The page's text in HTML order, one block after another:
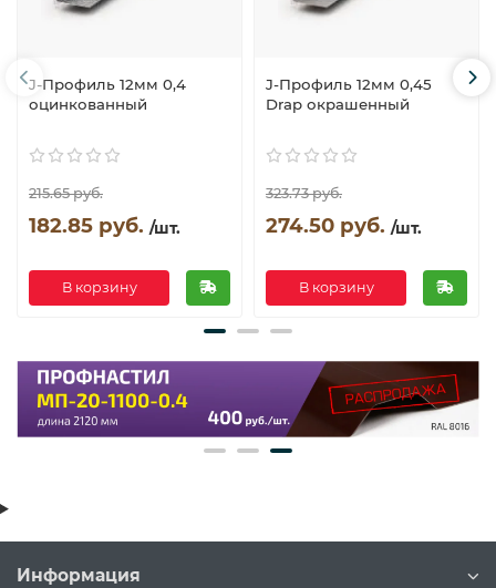
J-Профиль 12мм 0,4
оцинкованный
215.65 руб.
182.85 руб. /шт.
В корзину
J-Профиль 12мм 0,45
Drap окрашенный
323.73 руб.
274.50 руб. /шт.
В корзину
Информация